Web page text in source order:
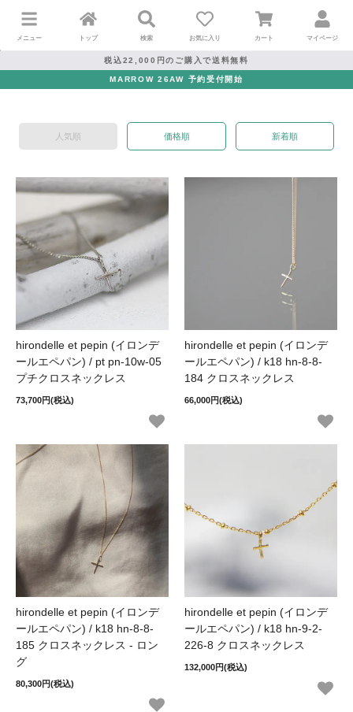
メニュー トップ 検索 お気に入り カート マイページ
税込22,000円のご購入で送料無料
MARROW 26AW 予約受付開始
人気順 価格順 新着順
hirondelle et pepin (イロンデ
ールエペパン) / pt pn-10w-05
プチクロスネックレス
73,700円(税込)
hirondelle et pepin (イロンデ
ールエペパン) / k18 hn-8-8-
184 クロスネックレス
66,000円(税込)
hirondelle et pepin (イロンデ
ールエペパン) / k18 hn-8-8-
185 クロスネックレス - ロン
グ
80,300円(税込)
hirondelle et pepin (イロンデ
ールエペパン) / k18 hn-9-2-
226-8 クロスネックレス
132,000円(税込)